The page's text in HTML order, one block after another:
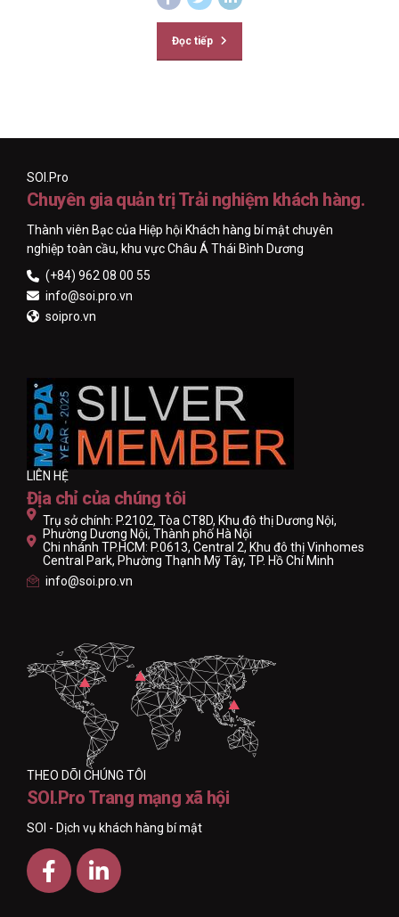
Đọc tiếp
SOI.Pro
Chuyên gia quản trị Trải nghiệm khách hàng.
Thành viên Bạc của Hiệp hội Khách hàng bí mật chuyên
nghiệp toàn cầu, khu vực Châu Á Thái Bình Dương
(+84) 962 08 00 55
info@soi.pro.vn
soipro.vn
LIÊN HỆ
Địa chỉ của chúng tôi
Trụ sở chính: P.2102, Tòa CT8D, Khu đô thị Dương Nội,
Phường Dương Nội, Thành phố Hà Nội
Chi nhánh TP.HCM: P.0613, Central 2, Khu đô thị Vinhomes
Central Park, Phường Thạnh Mỹ Tây, TP. Hồ Chí Minh
info@soi.pro.vn
THEO DÕI CHÚNG TÔI
SOI.Pro Trang mạng xã hội
SOI - Dịch vụ khách hàng bí mật